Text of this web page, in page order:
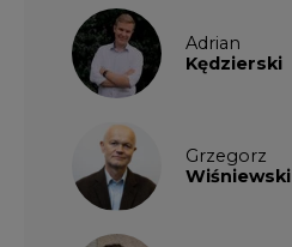
Adrian
Kędzierski
Grzegorz
Wiśniewski